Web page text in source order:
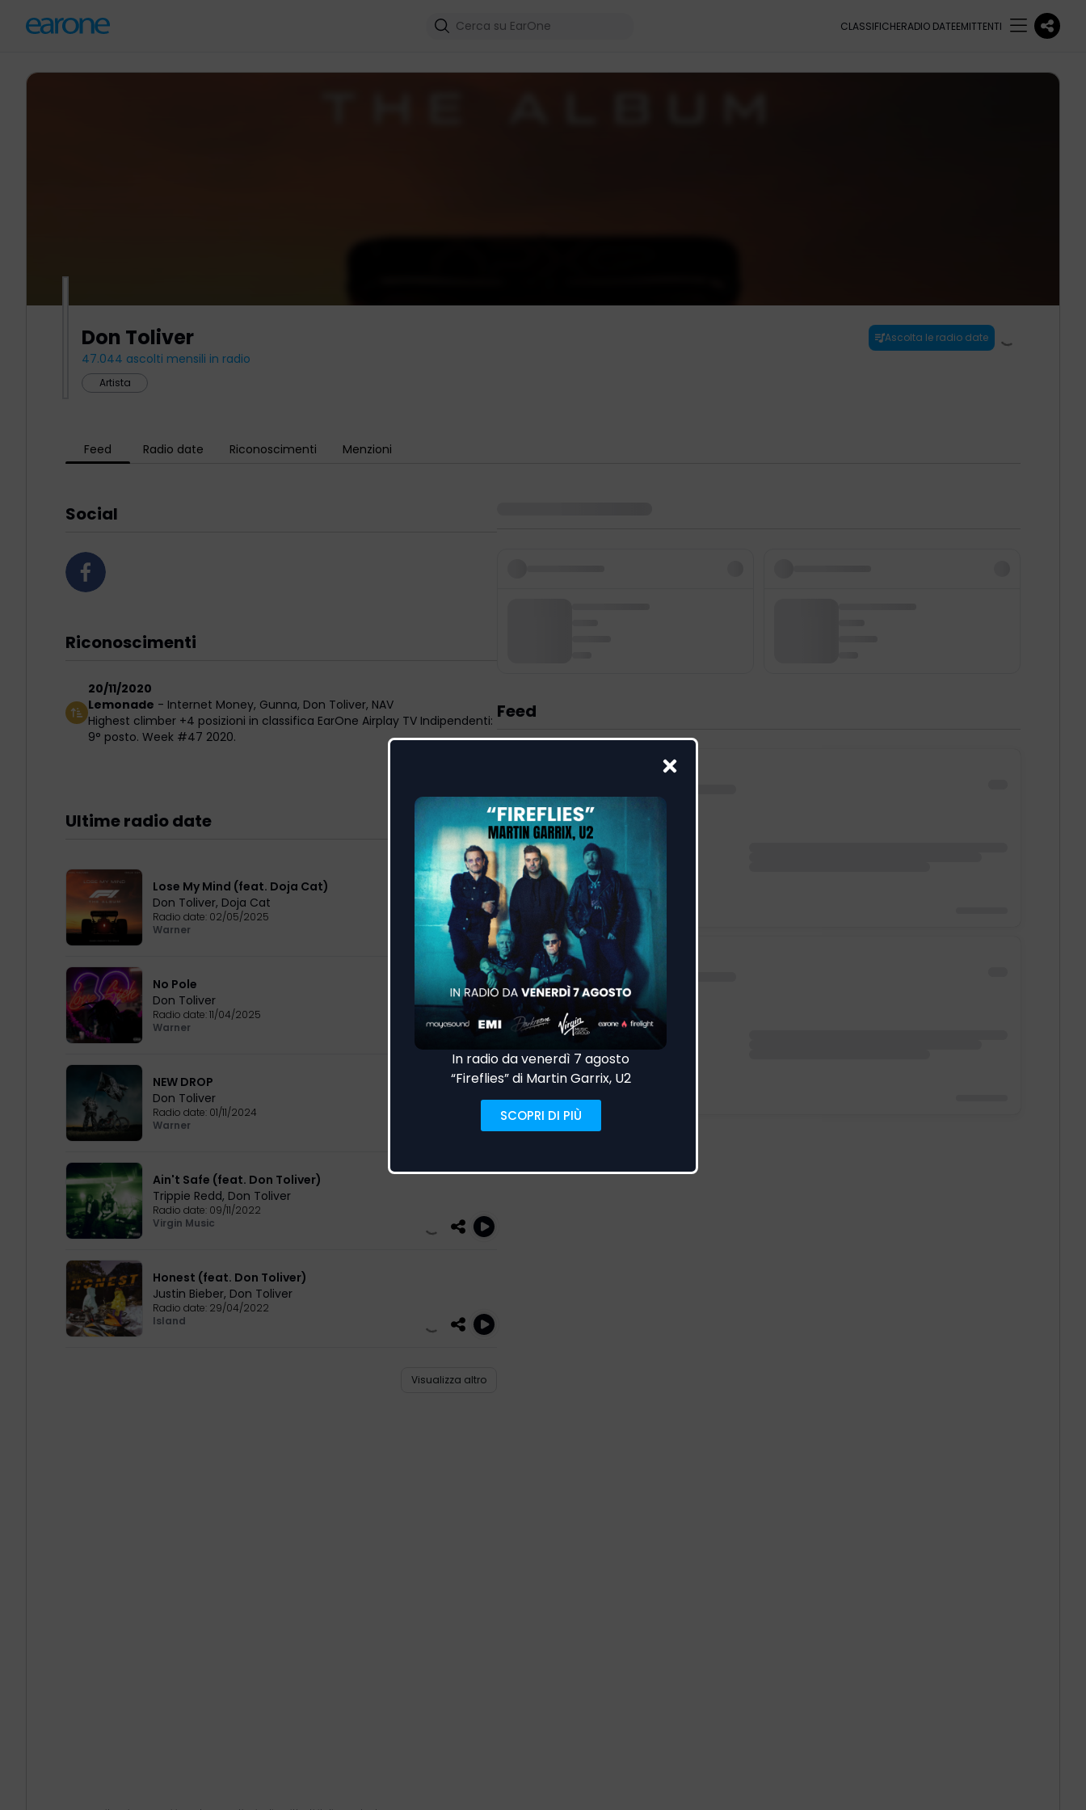
CLASSIFICHERADIO DATEEMITTENTI
Don Toliver Ascolta le radio date
47.044 ascolti mensili in radio
Artista
Feed Radio date Riconoscimenti Menzioni
Social
Riconoscimenti
20/11/2020
Lemonade - Internet Money, Gunna, Don Toliver, NAV
Highest climber +4 posizioni in classifica EarOne Airplay TV Indipendenti:
9° posto. Week #47 2020.
Ultime radio date
Lose My Mind (feat. Doja Cat)
Don Toliver, Doja Cat
Radio date: 02/05/2025
Warner
No Pole
Don Toliver
Radio date:11/04/2025
Warner
NEW DROP
Don Toliver
Radio date: 01/11/2024
Warner
Ain't Safe (feat. Don Toliver)
Trippie Redd, Don Toliver
Radio date: 09/11/2022
Virgin Music
Honest (feat. Don Toliver)
Justin Bieber, Don Toliver
Radio date: 29/04/2022
Island
Visualizza altro
Feed